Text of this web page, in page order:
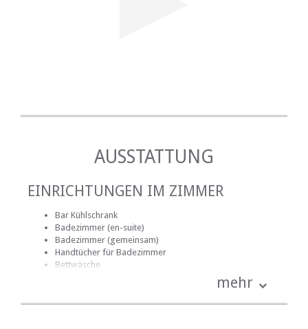
AUSSTATTUNG
EINRICHTUNGEN IM ZIMMER
Bar Kühlschrank
Badezimmer (en-suite)
Badezimmer (gemeinsam)
Handtücher für Badezimmer
Bettwäsche
Kamin
mehr